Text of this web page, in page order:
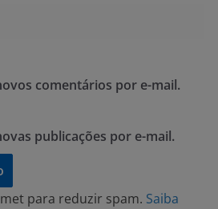
comentários por e-mail.
publicações por e-mail.
para reduzir spam. Saiba